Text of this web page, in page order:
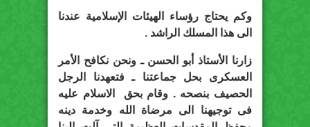
وكم يحتاج رؤساء الهيئات الإسلامية عندنا
الى هذا المسلك الراشد .
زارنا الأستاذ أبو الحسن ـ ونحن نكافح الأمر
العسكرى بحل جماعتنا ـ فتعهدنا الرجل
الحصيف بنصحه . وقام بحق الاسلام عليه
فى توجيهنا الى مرضاة الله وخدمة دينه